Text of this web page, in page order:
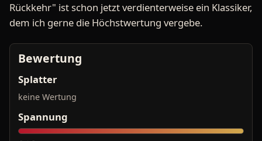
Rückkehr" ist schon jetzt verdienterweise ein Klassiker,
dem ich gerne die Höchstwertung vergebe.
Bewertung
Splatter
keine Wertung
Spannung